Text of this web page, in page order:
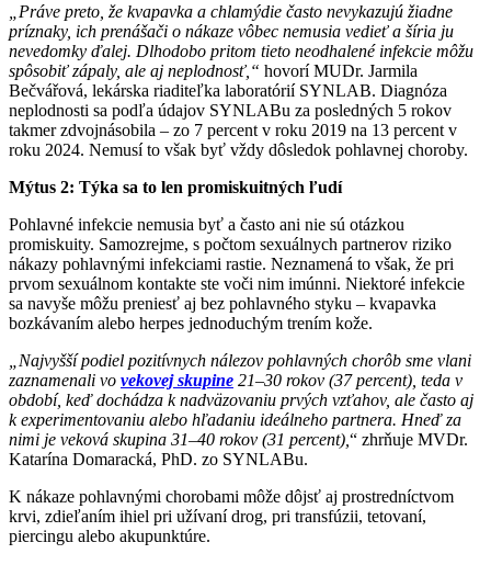
„Práve preto, že kvapavka a chlamýdie často nevykazujú žiadne
príznaky, ich prenášači o nákaze vôbec nemusia vedieť a šíria ju
nevedomky ďalej. Dlhodobo pritom tieto neodhalené infekcie môžu
spôsobiť zápaly, ale aj neplodnosť,“ hovorí MUDr. Jarmila
Bečvářová, lekárska riaditeľka laboratórií SYNLAB. Diagnóza
neplodnosti sa podľa údajov SYNLABu za posledných 5 rokov
takmer zdvojnásobila – zo 7 percent v roku 2019 na 13 percent v
roku 2024. Nemusí to však byť vždy dôsledok pohlavnej choroby.
Mýtus 2: Týka sa to len promiskuitných ľudí
Pohlavné infekcie nemusia byť a často ani nie sú otázkou
promiskuity. Samozrejme, s počtom sexuálnych partnerov riziko
nákazy pohlavnými infekciami rastie. Neznamená to však, že pri
prvom sexuálnom kontakte ste voči nim imúnni. Niektoré infekcie
sa navyše môžu preniesť aj bez pohlavného styku – kvapavka
bozkávaním alebo herpes jednoduchým trením kože.
„Najvyšší podiel pozitívnych nálezov pohlavných chorôb sme vlani
zaznamenali vo vekovej skupine 21–30 rokov (37 percent), teda v
období, keď dochádza k nadväzovaniu prvých vzťahov, ale často aj
k experimentovaniu alebo hľadaniu ideálneho partnera. Hneď za
nimi je veková skupina 31–40 rokov (31 percent), “ zhrňuje MVDr.
Katarína Domaracká, PhD. zo SYNLABu.
K nákaze pohlavnými chorobami môže dôjsť aj prostredníctvom
krvi, zdieľaním ihiel pri užívaní drog, pri transfúzii, tetovaní,
piercingu alebo akupunktúre.